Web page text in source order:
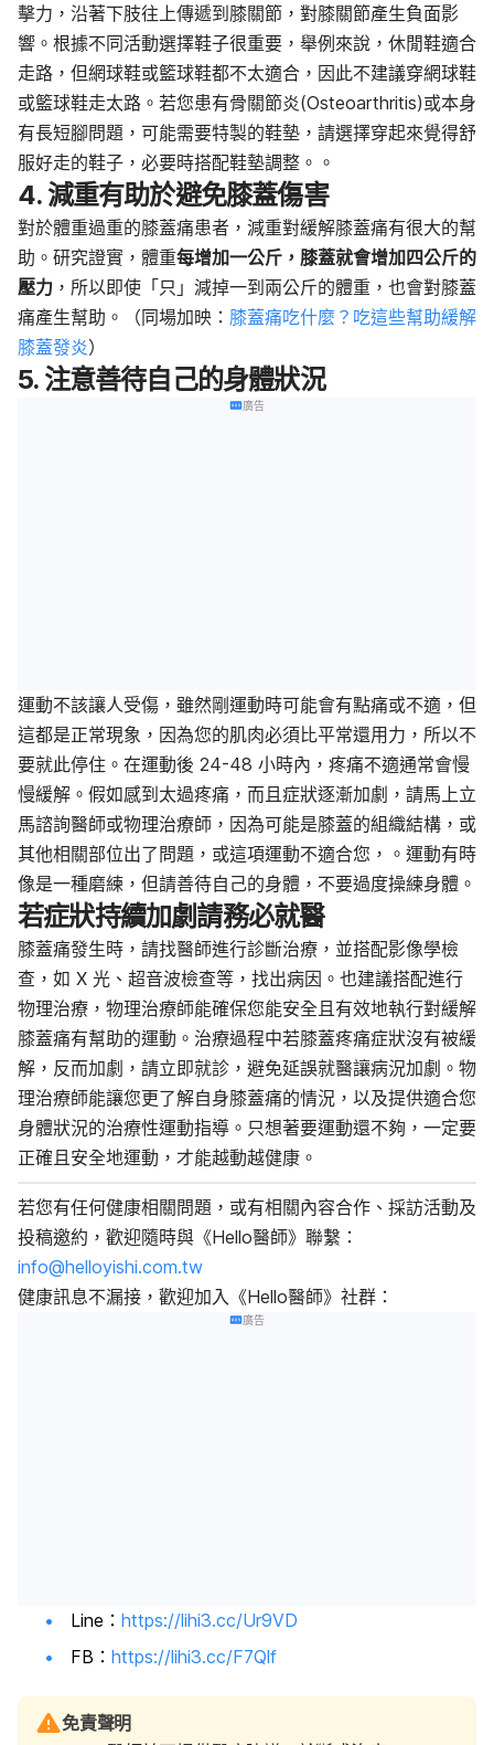
擊力，沿著下肢往上傳遞到膝關節，對膝關節產生負面影
響。根據不同活動選擇鞋子很重要，舉例來說，休閒鞋適合
走路，但網球鞋或籃球鞋都不太適合，因此不建議穿網球鞋
或籃球鞋走太路。若您患有骨關節炎(Osteoarthritis)或本身
有長短腳問題，可能需要特製的鞋墊，請選擇穿起來覺得舒
服好走的鞋子，必要時搭配鞋墊調整。。
4. 減重有助於避免膝蓋傷害
對於體重過重的膝蓋痛患者，減重對緩解膝蓋痛有很大的幫
助。研究證實，體重每增加一公斤，膝蓋就會增加四公斤的
壓力 ，所以即使「只」減掉一到兩公斤的體重，也會對膝蓋
痛產生幫助。（同場加映： 膝蓋痛吃什麼？吃這些幫助緩解
膝蓋發炎）
5. 注意善待自己的身體狀況
廣告
運動不該讓人受傷，雖然剛運動時可能會有點痛或不適，但
這都是正常現象，因為您的肌肉必須比平常還用力，所以不
要就此停住。在運動後 24-48 小時內，疼痛不適通常會慢
慢緩解。假如感到太過疼痛，而且症狀逐漸加劇，請馬上立
馬諮詢醫師或物理治療師，因為可能是膝蓋的組織結構，或
其他相關部位出了問題，或這項運動不適合您，。運動有時
像是一種磨練，但請善待自己的身體，不要過度操練身體。
若症狀持續加劇請務必就醫
膝蓋痛發生時，請找醫師進行診斷治療，並搭配影像學檢
查，如 X 光、超音波檢查等，找出病因。也建議搭配進行
物理治療，物理治療師能確保您能安全且有效地執行對緩解
膝蓋痛有幫助的運動。治療過程中若膝蓋疼痛症狀沒有被緩
解，反而加劇，請立即就診，避免延誤就醫讓病況加劇。物
理治療師能讓您更了解自身膝蓋痛的情況，以及提供適合您
身體狀況的治療性運動指導。只想著要運動還不夠，一定要
正確且安全地運動，才能越動越健康。
若您有任何健康相關問題，或有相關內容合作、採訪活動及
投稿邀約，歡迎隨時與《Hello醫師》聯繫：
info@helloyishi.com.tw
健康訊息不漏接，歡迎加入《Hello醫師》社群：
廣告
Line： https://lihi3.cc/Ur9VD
FB： https://lihi3.cc/F7Qlf
免責聲明